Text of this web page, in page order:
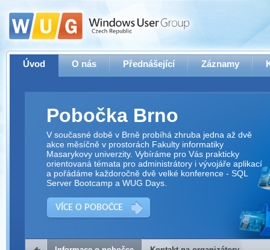
Úvod O nás Přednášející Záznamy
Pobočka Brno
V současné době v Brně probíhá zhruba jedna až dvě
akce měsíčně v prostorách Fakulty informatiky
Masarykovy univerzity. Vybíráme pro Vás prakticky
orientovaná témata pro administrátory i vývojáře aplikací
a pořádáme každoročně dvě velké konference - SQL
Server Bootcamp a WUG Days.
VÍCE O POBOČCE